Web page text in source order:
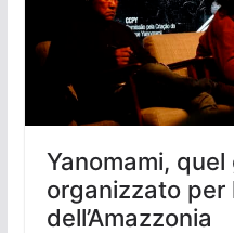
Yanomami,
organizzato per
dell’Amazzonia